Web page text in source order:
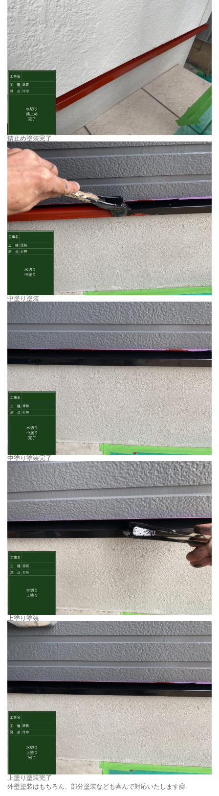
錆止め塗装完了
中塗り塗装
中塗り塗装完了
上塗り塗装
上塗り塗装完了
外壁塗装はもちろん、部分塗装なども喜んで対応いたします🤗